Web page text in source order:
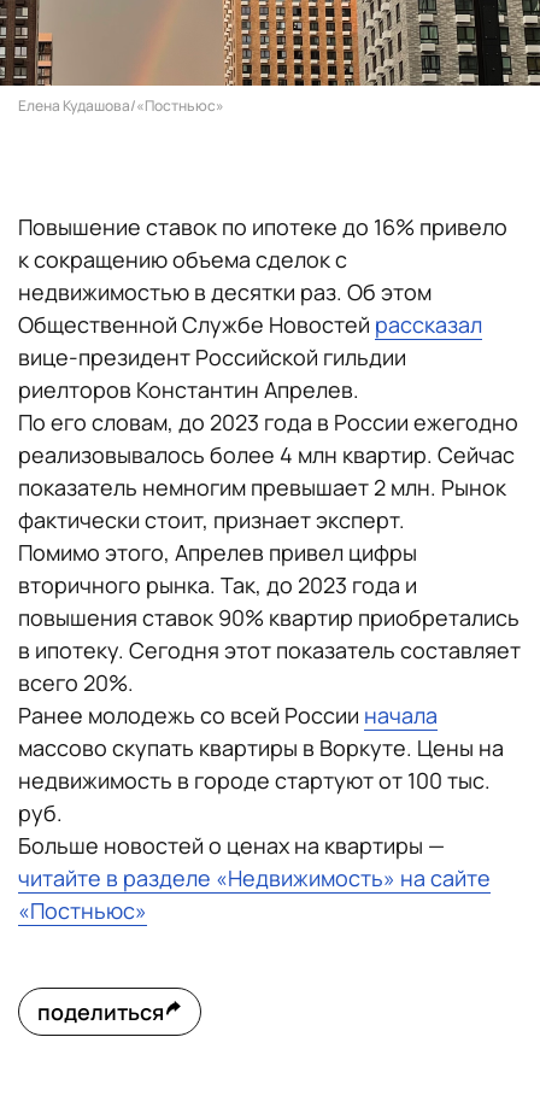
Елена Кудашова/«Постньюс»
Повышение ставок по ипотеке до 16% привело
к сокращению объема сделок с
недвижимостью в десятки раз. Об этом
Общественной Службе Новостей рассказал
вице-президент Российской гильдии
риелторов Константин Апрелев.
По его словам, до 2023 года в России ежегодно
реализовывалось более 4 млн квартир. Сейчас
показатель немногим превышает 2 млн. Рынок
фактически стоит, признает эксперт.
Помимо этого, Апрелев привел цифры
вторичного рынка. Так, до 2023 года и
повышения ставок 90% квартир приобретались
в ипотеку. Сегодня этот показатель составляет
всего 20%.
Ранее молодежь со всей России начала
массово скупать квартиры в Воркуте. Цены на
недвижимость в городе стартуют от 100 тыс.
руб.
Больше новостей о ценах на квартиры —
читайте в разделе «Недвижимость» на сайте
«Постньюс»
поделиться